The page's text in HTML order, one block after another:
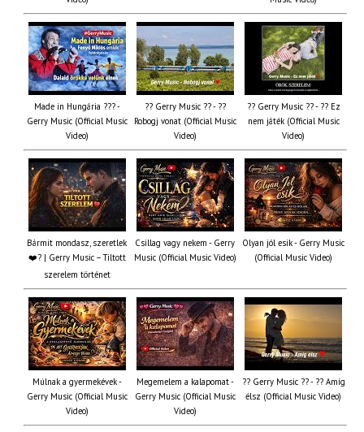
Made in Hungária ??? -
Gerry Music (Official Music
Video)
?? Gerry Music ?? - ??
Robogj vonat (Official Music
Video)
?? Gerry Music ?? - ?? Ez
nem játék (Official Music
Video)
Bármit mondasz, szeretlek
❤️‍? | Gerry Music – Tiltott
szerelem történet
Csillag vagy nekem - Gerry
Music (Official Music Video)
Olyan jól esik - Gerry Music
(Official Music Video)
Múlnak a gyermekévek -
Gerry Music (Official Music
Video)
Megemelem a kalapomat -
Gerry Music (Official Music
Video)
?? Gerry Music ?? - ?? Amíg
élsz (Official Music Video)